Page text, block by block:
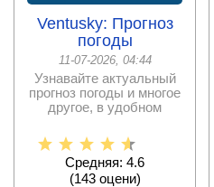
Ventusky: Прогноз
погоды
11-07-2026, 04:44
Узнавайте актуальный
прогноз погоды и многое
другое, в удобном
Средняя: 4.6
(143оцени)